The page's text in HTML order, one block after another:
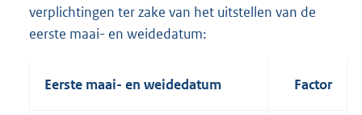
verplichtingen ter zake van het uitstellen van de
eerste maai- en weidedatum:
Eerste maai- en weidedatum Factor